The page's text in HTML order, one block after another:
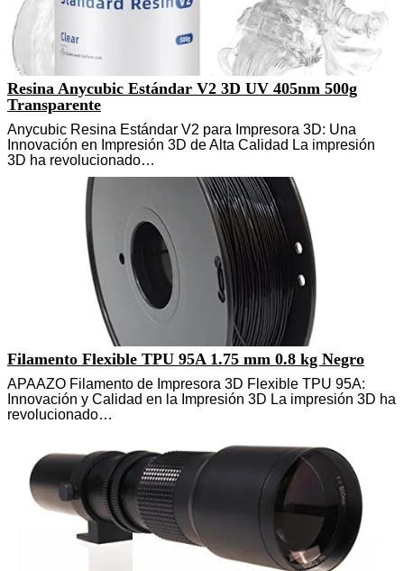
Resina Anycubic Estándar V2 3D UV 405nm 500g
Transparente
Anycubic Resina Estándar V2 para Impresora 3D: Una
Innovación en Impresión 3D de Alta Calidad La impresión
3D ha revolucionado…
Filamento Flexible TPU 95A 1.75 mm 0.8 kg Negro
APAAZO Filamento de Impresora 3D Flexible TPU 95A:
Innovación y Calidad en la Impresión 3D La impresión 3D ha
revolucionado…